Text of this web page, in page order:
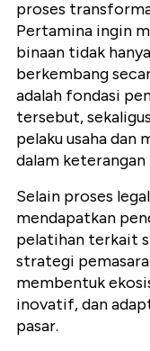
proses
Pertamina ingin
binaan tidak
berkembang
adalah fondasi
tersebut,
pelaku usaha dan
dalam
Selain proses
mendapatkan
pelatihan terkait
strategi
membentuk
inovatif, dan
pasar.